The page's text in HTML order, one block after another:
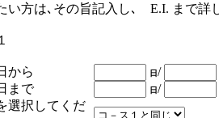
い方は､その旨記入し､ E.I. まで詳
から 日/
まで
日/
選択してくだ